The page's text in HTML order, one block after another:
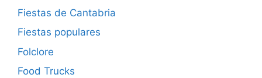
Fiestas de Cantabria
Fiestas populares
Folclore
Food Trucks